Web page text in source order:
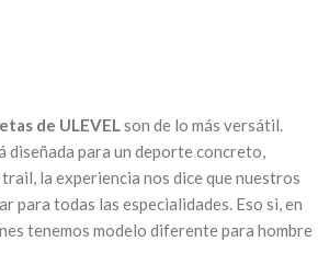
de ULEVELson de lo más versátil.
diseñada para un deporte concreto,
la experiencia nos dice que nuestros
para todas las especialidades. Eso si, en
tenemos modelo diferente para hombre